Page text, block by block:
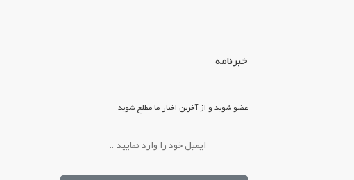
خبرنامه
عضو شوید و از آخرین اخبار ما مطلع شوید